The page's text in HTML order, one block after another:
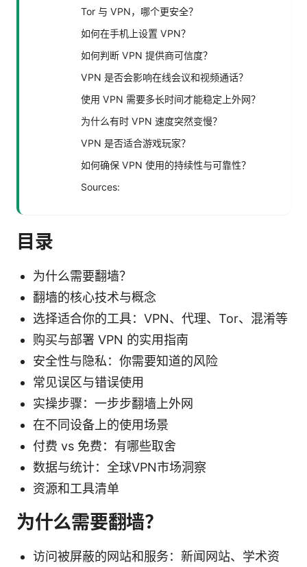
Tor 与 VPN，哪个更安全？
如何在手机上设置 VPN？
如何判断 VPN 提供商可信度？
VPN 是否会影响在线会议和视频通话？
使用 VPN 需要多长时间才能稳定上外网？
为什么有时 VPN 速度突然变慢？
VPN 是否适合游戏玩家？
如何确保 VPN 使用的持续性与可靠性？
Sources:
目录
为什么需要翻墙？
翻墙的核心技术与概念
选择适合你的工具：VPN、代理、Tor、混淆等
购买与部署 VPN 的实用指南
安全性与隐私：你需要知道的风险
常见误区与错误使用
实操步骤：一步步翻墙上外网
在不同设备上的使用场景
付费 vs 免费：有哪些取舍
数据与统计：全球VPN市场洞察
资源和工具清单
为什么需要翻墙？
访问被屏蔽的网站和服务：新闻网站、学术资